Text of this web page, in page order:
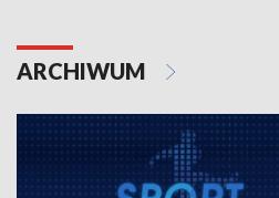
ARCHIWUM